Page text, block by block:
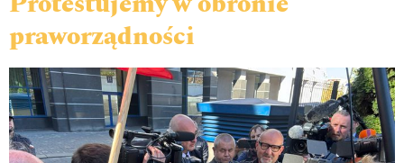
praworządności